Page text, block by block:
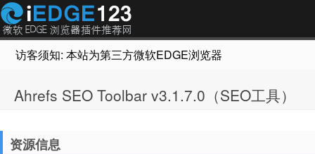
访客须知: 本站为第三方微软EDGE浏览器插件推荐网站，
Ahrefs SEO Toolbar v3.1.7.0（SEO工具）
资源信息